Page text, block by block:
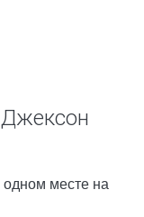
Джексон
одном месте на